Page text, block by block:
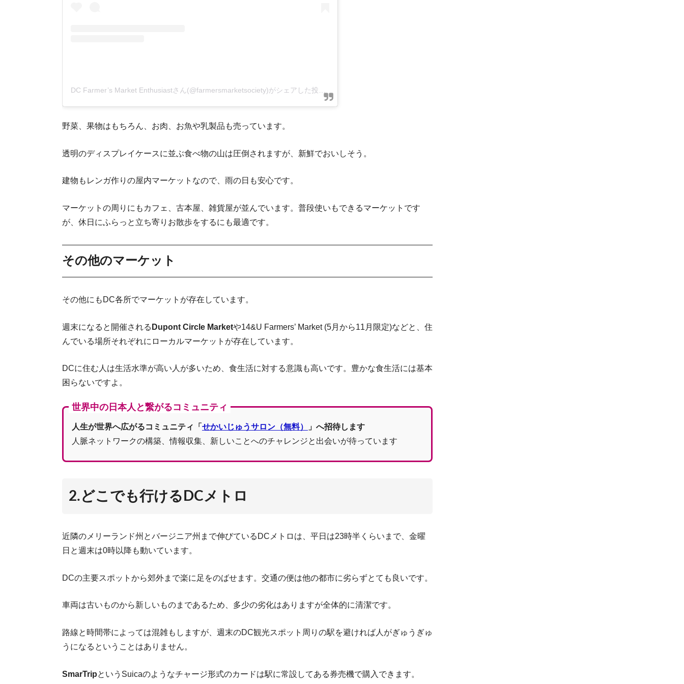
買い物シーン別に解説！役立つ英語例文/３０のパターン
アメリカでのフリーランスや副業の始め方。時代はシェアリン
野菜、果物はもちろん、お肉、お魚や乳製品も売っています。
透明のディスプレイケースに並ぶ食べ物の山は圧倒されますが、新鮮でおいしそう。
建物もレンガ作りの屋内マーケットなので、雨の日も安心です。
マーケットの周りにもカフェ、古本屋、雑貨屋が並んでいます。普段使いもできるマーケットです
が、休日にふらっと立ち寄りお散歩をするにも最適です。
その他のマーケット
その他にもDC各所でマーケットが存在しています。
週末になると開催される Dupont Circle Marketや14&U Farmers’ Market (5月から11月限定)などと、住
んでいる場所それぞれにローカルマーケットが存在しています。
DCに住む人は生活水準が高い人が多いため、食生活に対する意識も高いです。豊かな食生活には基本
困らないですよ。
世界中の日本人と繋がるコミュニティ
人生が世界へ広がるコミュニティ「 せかいじゅうサロン（無料）
」へ招待します
人脈ネットワークの構築、情報収集、新しいことへのチャレンジと出会いが待っています
2.どこでも行けるDCメトロ
近隣のメリーランド州とバージニア州まで伸びているDCメトロは、平日は23時半くらいまで、金曜
日と週末は0時以降も動いています。
DCの主要スポットから郊外まで楽に足をのばせます。交通の便は他の都市に劣らずとても良いです。
車両は古いものから新しいものまであるため、多少の劣化はありますが全体的に清潔です。
路線と時間帯によっては混雑もしますが、週末のDC観光スポット周りの駅を避ければ人がぎゅうぎゅ
うになるということはありません。
SmarTripというSuicaのようなチャージ形式のカードは駅に常設してある券売機で購入できます。